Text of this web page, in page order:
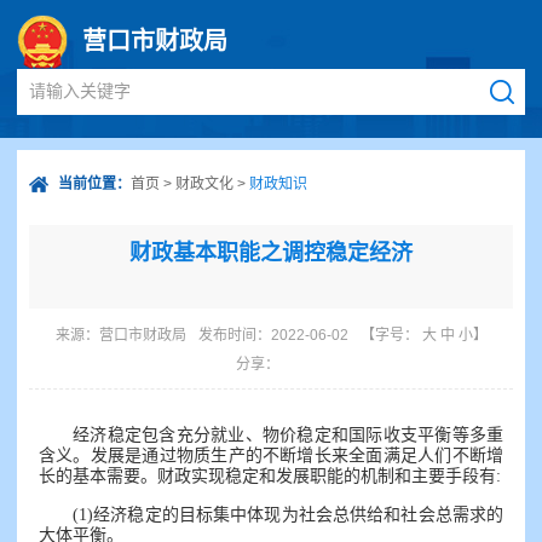
营口市财政局
请输入关键字
当前位置： 首页 > 财政文化 > 财政知识
财政基本职能之调控稳定经济
来源： 营口市财政局 发布时间：2022-06-02 【字号： 大 中 小】
分享：
经济稳定包含充分就业、物价稳定和国际收支平衡等多重
含义。发展是通过物质生产的不断增长来全面满足人们不断增
长的基本需要。财政实现稳定和发展职能的机制和主要手段有:
(1)经济稳定的目标集中体现为社会总供给和社会总需求的
大体平衡。